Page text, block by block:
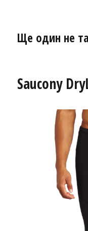
Ще один не
Saucony